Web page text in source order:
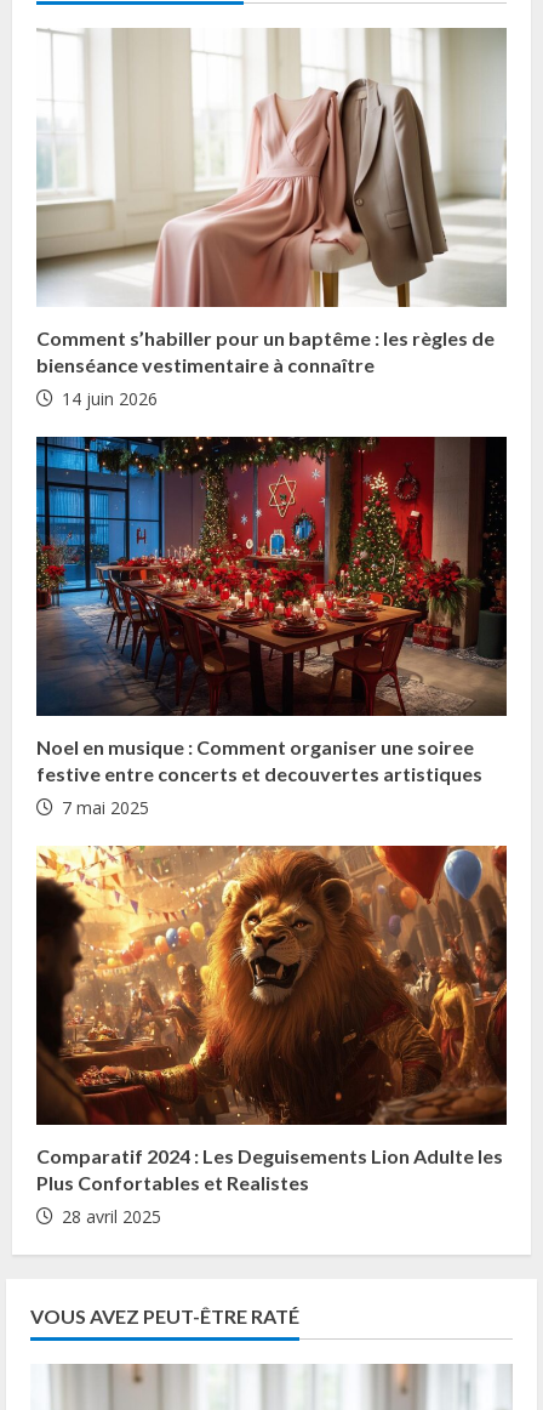
i
n
u
e
R
e
a
d
i
n
g
Comment s’habiller pour un baptême : les règles de
bienséance vestimentaire à connaître
14 juin 2026
Noel en musique : Comment organiser une soiree
festive entre concerts et decouvertes artistiques
7 mai 2025
Comparatif 2024 : Les Deguisements Lion Adulte les
Plus Confortables et Realistes
28 avril 2025
VOUS AVEZ PEUT-ÊTRE RATÉ